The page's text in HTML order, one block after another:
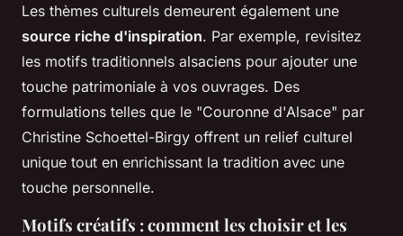
Les thèmes culturels demeurent également une
source riche d'inspiration. Par exemple, revisitez
les motifs traditionnels alsaciens pour ajouter une
touche patrimoniale à vos ouvrages. Des
formulations telles que le "Couronne d'Alsace" par
Christine Schoettel-Birgy offrent un relief culturel
unique tout en enrichissant la tradition avec une
touche personnelle.
Motifs créatifs : comment les choisir et les